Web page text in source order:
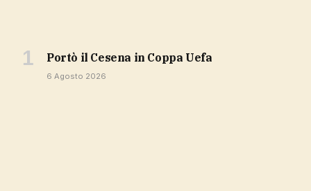
portò il Cesena in Coppa Uefa
6 Agosto 2026